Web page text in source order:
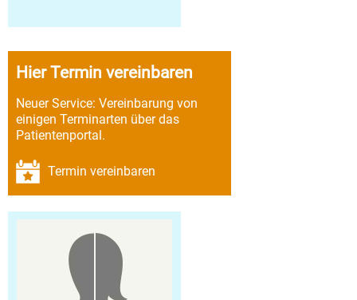
Hier Termin vereinbaren
Neuer Service: Vereinbarung von
einigen Terminarten über das
Patientenportal.
Termin vereinbaren